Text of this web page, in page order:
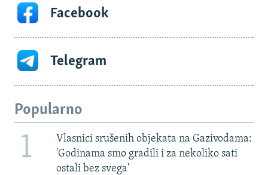
Facebook
Telegram
Popularno
1
Vlasnici srušenih objekata na Gazivodama:
'Godinama smo gradili i za nekoliko sati
ostali bez svega'